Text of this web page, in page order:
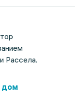
Рассела.
дом